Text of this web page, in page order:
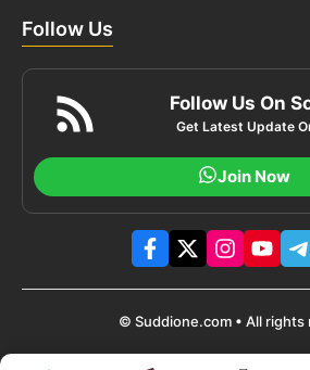
Follow Us
Follow Us On
Get Latest Update
Join Now
© Suddione.com • All rights